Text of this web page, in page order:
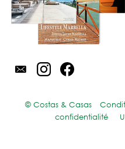
© Costas & Casas
confidentialité